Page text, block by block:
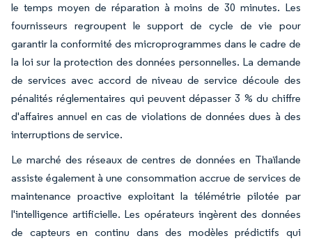
le temps moyen de réparation à moins de 30 minutes. Les
fournisseurs regroupent le support de cycle de vie pour
garantir la conformité des microprogrammes dans le cadre de
la loi sur la protection des données personnelles. La demande
de services avec accord de niveau de service découle des
pénalités réglementaires qui peuvent dépasser 3 % du chiffre
d'affaires annuel en cas de violations de données dues à des
interruptions de service.
Le marché des réseaux de centres de données en Thaïlande
assiste également à une consommation accrue de services de
maintenance proactive exploitant la télémétrie pilotée par
l'intelligence artificielle. Les opérateurs ingèrent des données
de capteurs en continu dans des modèles prédictifs qui